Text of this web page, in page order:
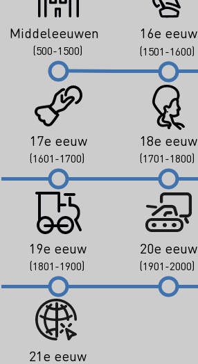
Middeleeuwen
(500-1500)
16e eeuw
(1501-1600)
17e eeuw
(1601-1700)
18e eeuw
(1701-1800)
19e eeuw
(1801-1900)
20e eeuw
(1901-2000)
21e eeuw